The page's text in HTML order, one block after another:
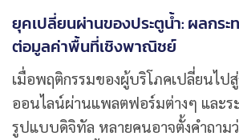
ยุคเปลี่ยนผ่านของประตูน้ำ: ผลกระ
ต่อมูลค่าพื้นที่เชิงพาณิชย์
เมื่อพฤติกรรมของผู้บริโภคเปลี่ยนไป
ออนไลน์ผ่านแพลตฟอร์มต่างๆ และร
รูปแบบดิจิทัล หลายคนอาจตั้งคำถา